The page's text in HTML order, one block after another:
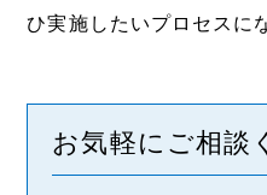
ひ実施したいプロセスに
お気軽にご相談